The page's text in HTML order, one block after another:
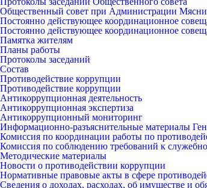
Общественный совет при Администрации
Постоянно действующее координационное
Постоянно действующее координационное
Памятка жителям
Планы работы
Протоколы заседаний
Состав
Противодействие коррупции
Противодействие коррупции
Антикоррупционная деятельность
Антикоррупционная экспертиза
Антикоррупционный мониторинг
Информационно-разъяснительные материалы
Комиссия по координации работы по
Комиссия по соблюдению требований к
Методические материалы
Новости о противодействии коррупции
Нормативные правовые акты в сфере
Сведения о доходах, расходах, об имуществе и